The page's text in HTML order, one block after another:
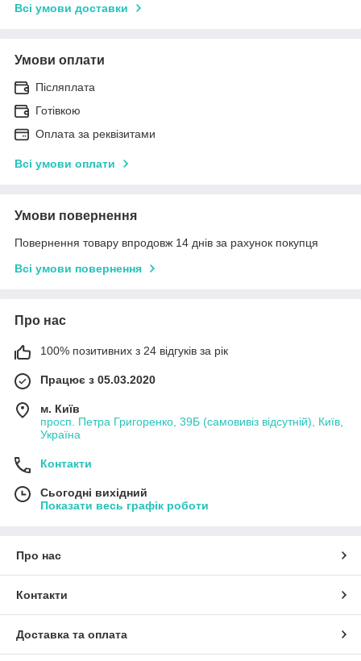
Всі умови доставки
Умови оплати
Післяплата
Готівкою
Оплата за реквізитами
Всі умови оплати
Умови повернення
Повернення товару впродовж 14 днів за рахунок покупця
Всі умови повернення
Про нас
100% позитивних з 24 відгуків за рік
Працює з 05.03.2020
м. Київ
просп. Петра Григоренко, 39Б (самовивіз відсутній), Київ,
Україна
Контакти
Сьогодні вихідний
Показати весь графік роботи
Про нас
Контакти
Доставка та оплата